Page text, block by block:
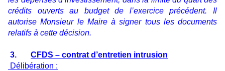
crédits ouverts au budget de l’exercice précédent. Il
autorise Monsieur le Maire à signer tous les documents
relatifs à cette décision.
3. CFDS – contrat d’entretien intrusion
Délibération :